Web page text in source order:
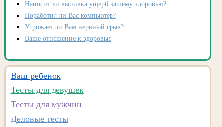
Наносит ли выпивка ущерб вашему здоровью?
Поработил ли Вас компьютер?
Угрожает ли Вам нервный срыв?
Ваше отношение к здоровью
Ваш ребенок
Тесты для девушек
Тесты для мужчин
Деловые тесты